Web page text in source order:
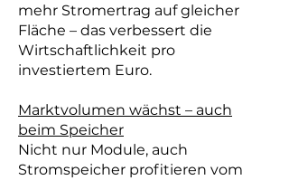
mehr Stromertrag auf gleicher
Fläche – das verbessert die
Wirtschaftlichkeit pro
investiertem Euro.
Marktvolumen wächst – auch
beim Speicher
Nicht nur Module, auch
Stromspeicher profitieren vom